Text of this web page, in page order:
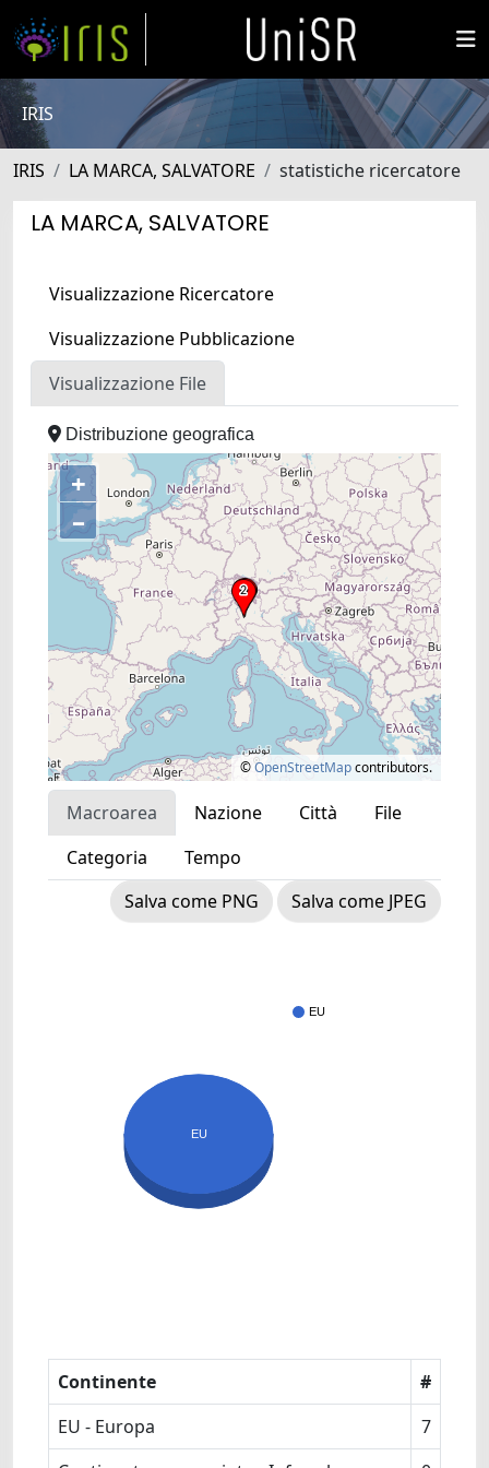
IRIS
IRIS LA MARCA, SALVATORE statistiche ricercatore
LA MARCA, SALVATORE
Visualizzazione Ricercatore
Visualizzazione Pubblicazione
Visualizzazione File
Distribuzione geografica
+
–
©OpenStreetMapcontributors.
Macroarea Nazione Città
File
Categoria
Tempo
Salva come PNG
Salva come JPEG
EU
EU
Continente
#
EU - Europa
7